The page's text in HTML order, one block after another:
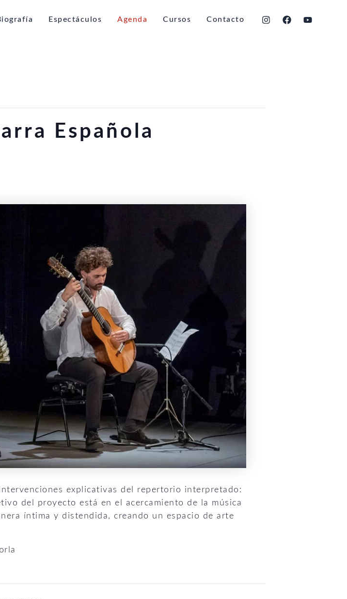
Espectáculos Agenda Cursos Contacto
Española
explicativas del repertorio interpretado:
del proyecto está en el acercamiento de la música
íntima y distendida, creando un espacio de arte